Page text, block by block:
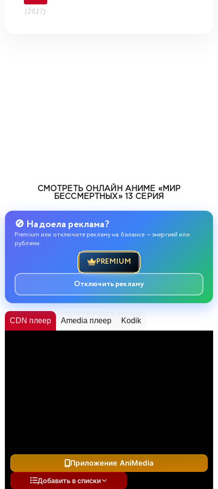
(2517)
СМОТРЕТЬ ОНЛАЙН АНИМЕ «МИР
БЕССМЕРТНЫХ» 13 СЕРИЯ
🚫 Надоела реклама?
Premium или отключите рекламу на балансе — энергией или
рублями.
PREMIUM
Отключить рекламу
CDN плеер Amedia плеер Kodik
Приложение AniMedia
Добавить в списки